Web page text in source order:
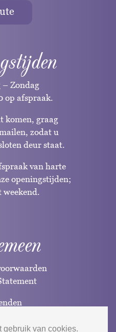
gebruik van cookies.
– Zondag
op afspraak.
komen, graag
zodat u
deur staat.
van harte
openingstijden;
weekend.